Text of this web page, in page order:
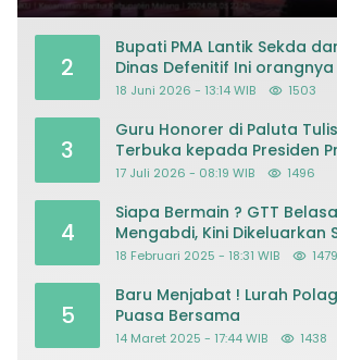
2
Bupati PMA Lantik Sekda
Dinas Defenitif Ini orangnya
18 Juni 2026 - 13:14 WIB 1503
3
Guru Honorer di Paluta
Terbuka kepada Presiden
Mohon Keadilan atas
17 Juli 2026 - 08:19 WIB 1496
4
Siapa Bermain ? GTT
Mengabdi, Kini Dikeluarkan
Dapodik
18 Februari 2025 - 18:31 WIB 1479
5
Baru Menjabat ! Lurah
Puasa Bersama
14 Maret 2025 - 17:44 WIB 1438